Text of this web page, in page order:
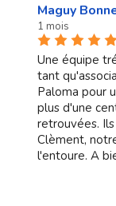
Maguy
1 mois
Une équipe
tant
Paloma pour
plus d'une
retrouvées.
Clèment,
l'entoure. A